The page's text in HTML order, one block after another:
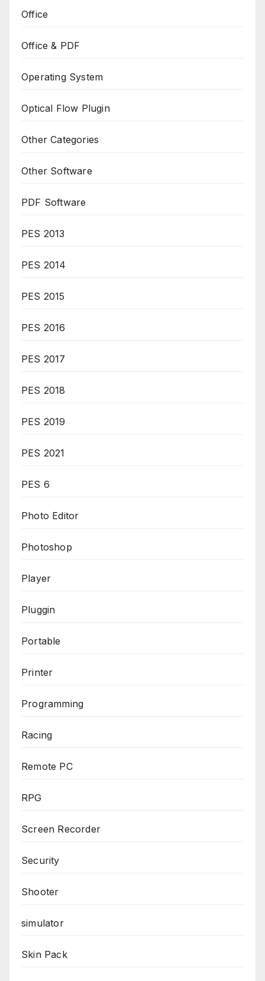
Office
Office & PDF
Operating System
Optical Flow Plugin
Other Categories
Other Software
PDF Software
PES 2013
PES 2014
PES 2015
PES 2016
PES 2017
PES 2018
PES 2019
PES 2021
PES 6
Photo Editor
Photoshop
Player
Pluggin
Portable
Printer
Programming
Racing
Remote PC
RPG
Screen Recorder
Security
Shooter
simulator
Skin Pack